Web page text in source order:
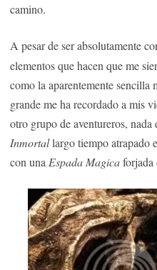
camino.
A pesar de ser absolutamente
elementos que hacen que me
como la aparentemente sencilla
grande me ha recordado a mis
otro grupo de aventureros, nada
Inmortallargo tiempo atrapado
con una Espada Magicaforjada